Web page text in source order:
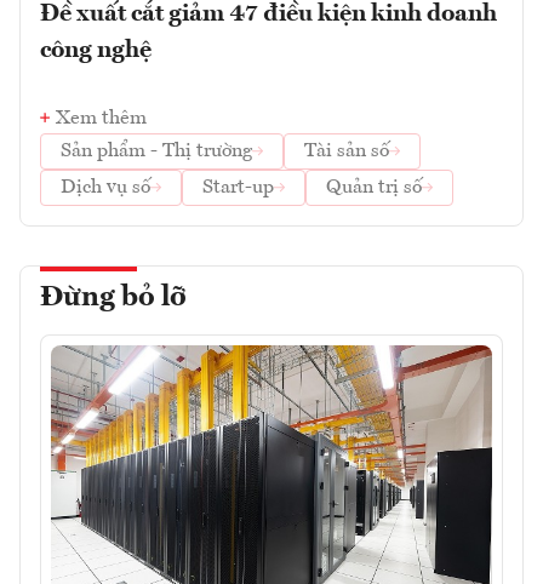
Đề xuất cắt giảm 47 điều kiện kinh doanh
công nghệ
Xem thêm
Sản phẩm - Thị trường
Tài sản số
Dịch vụ số
Start-up Quản trị số
Đừng bỏ lỡ